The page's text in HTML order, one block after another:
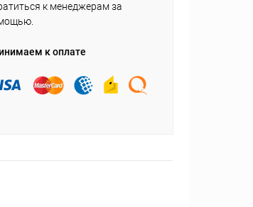
к менеджерам за
к оплате